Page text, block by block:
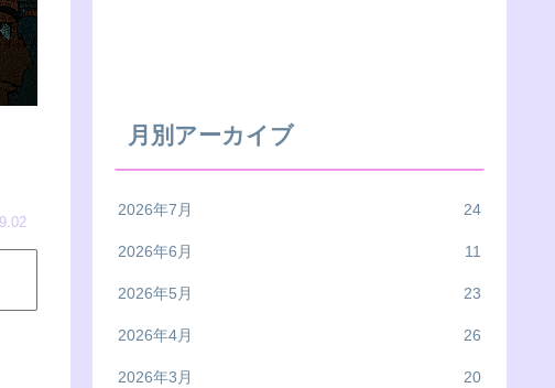
月別アーカイブ
2026年7月 24
2026年6月 11
2026年5月 23
2026年4月 26
2026年3月 20